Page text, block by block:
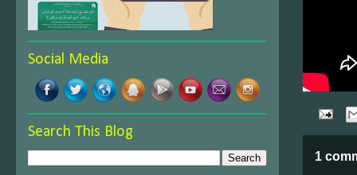
1
Social Media
Search This Blog